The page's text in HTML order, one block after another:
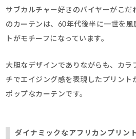
サブカルチャー好きのバイヤーがこだ
のカーテンは、60年代後半に一世を
トがモチーフになっています。
大胆なデザインでありながらも、カラ
チでエイジング感を表現したプリント
ポップなカーテンです。
ダイナミックなアフリカンプリン